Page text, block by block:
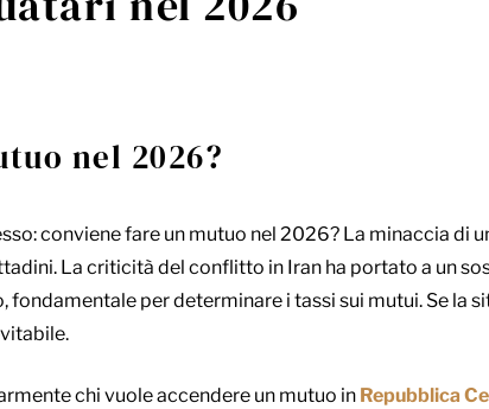
nel 2026?
conviene fare un mutuo nel 2026? La minaccia di
La criticità del conflitto in Iran ha portato a un
per determinare i tassi sui mutui. Se la
chi vuole accendere un mutuo in Repubblica